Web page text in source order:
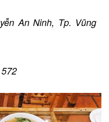
An Ninh, Tp. Vũng